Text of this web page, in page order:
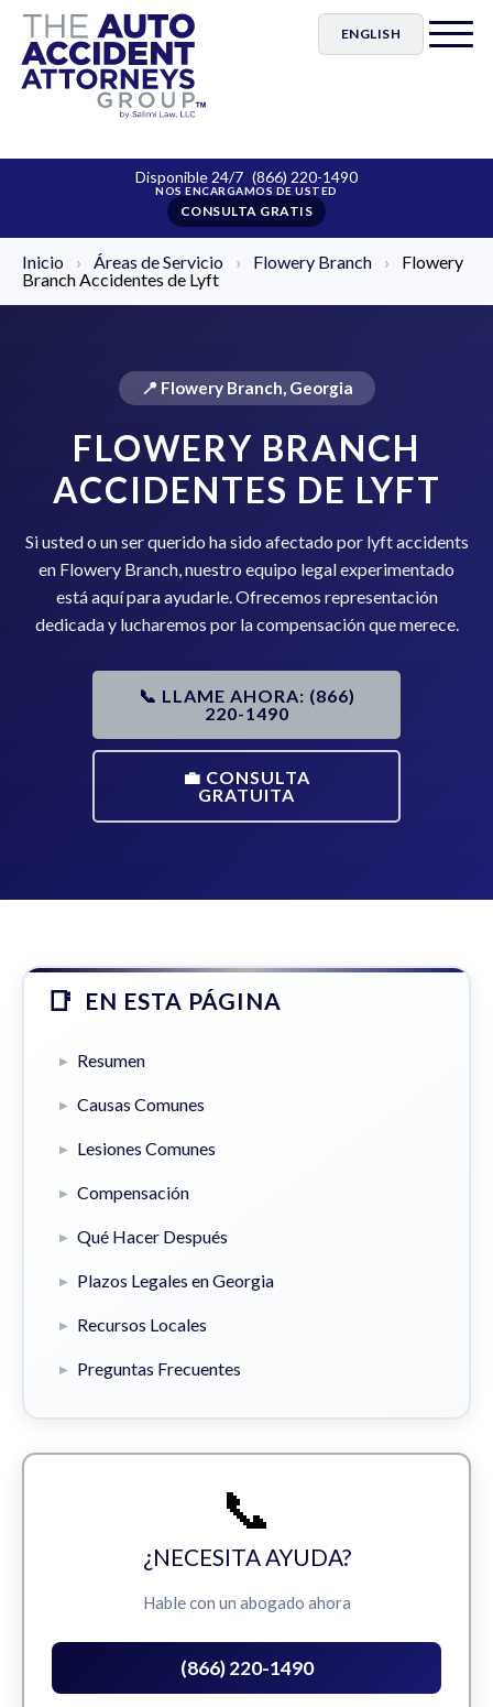
ENGLISH
Disponible 24/7 (866) 220-1490
CONSULTA GRATIS
Inicio › Áreas de Servicio › Flowery Branch ›
Flowery
Branch Accidentes de Lyft
📍 Flowery Branch, Georgia
FLOWERY BRANCH
ACCIDENTES DE LYFT
Si usted o un ser querido ha sido afectado por lyft accidents
en Flowery Branch, nuestro equipo legal experimentado
está aquí para ayudarle. Ofrecemos representación
dedicada y lucharemos por la compensación que merece.
📞 LLAME AHORA: (866)
220-1490
💼 CONSULTA
GRATUITA
EN ESTA PÁGINA
Resumen
Causas Comunes
Lesiones Comunes
Compensación
Qué Hacer Después
Plazos Legales en Georgia
Recursos Locales
Preguntas Frecuentes
📞
¿NECESITA AYUDA?
Hable con un abogado ahora
(866) 220-1490